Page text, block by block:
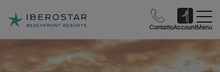
ContattoAccountMenu